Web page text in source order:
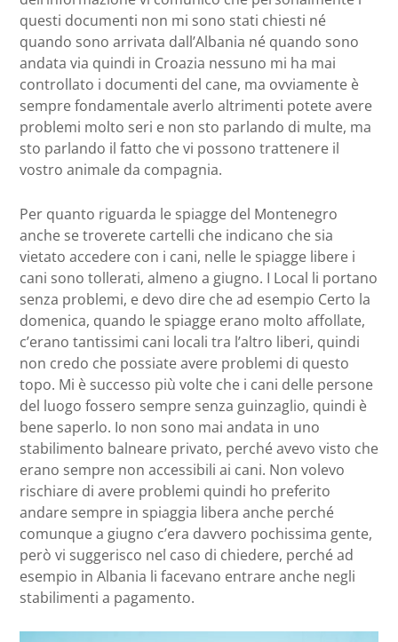
questi documenti non mi sono stati chiesti né
quando sono arrivata dall’Albania né quando sono
andata via quindi in Croazia nessuno mi ha mai
controllato i documenti del cane, ma ovviamente è
sempre fondamentale averlo altrimenti potete avere
problemi molto seri e non sto parlando di multe, ma
sto parlando il fatto che vi possono trattenere il
vostro animale da compagnia.
Per quanto riguarda le spiagge del Montenegro
anche se troverete cartelli che indicano che sia
vietato accedere con i cani, nelle le spiagge libere i
cani sono tollerati, almeno a giugno. I Local li portano
senza problemi, e devo dire che ad esempio Certo la
domenica, quando le spiagge erano molto affollate,
c’erano tantissimi cani locali tra l’altro liberi, quindi
non credo che possiate avere problemi di questo
topo. Mi è successo più volte che i cani delle persone
del luogo fossero sempre senza guinzaglio, quindi è
bene saperlo. Io non sono mai andata in uno
stabilimento balneare privato, perché avevo visto che
erano sempre non accessibili ai cani. Non volevo
rischiare di avere problemi quindi ho preferito
andare sempre in spiaggia libera anche perché
comunque a giugno c’era davvero pochissima gente,
però vi suggerisco nel caso di chiedere, perché ad
esempio in Albania li facevano entrare anche negli
stabilimenti a pagamento.